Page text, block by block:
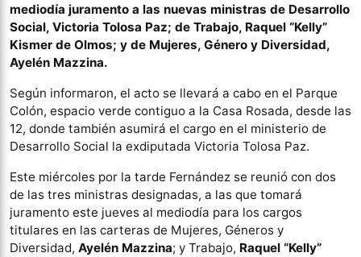
mediodía juramento a las nuevas ministras de Desarrollo
Social, Victoria Tolosa Paz; de Trabajo, Raquel “Kelly”
Kismer de Olmos; y de Mujeres, Género y Diversidad,
Ayelén Mazzina.
Según informaron, el acto se llevará a cabo en el Parque
Colón, espacio verde contiguo a la Casa Rosada, desde las
12, donde también asumirá el cargo en el ministerio de
Desarrollo Social la exdiputada Victoria Tolosa Paz.
Este miércoles por la tarde Fernández se reunió con dos
de las tres ministras designadas, a las que tomará
juramento este jueves al mediodía para los cargos
titulares en las carteras de Mujeres, Géneros y
Diversidad, Ayelén Mazzina; y Trabajo, Raquel “Kelly”